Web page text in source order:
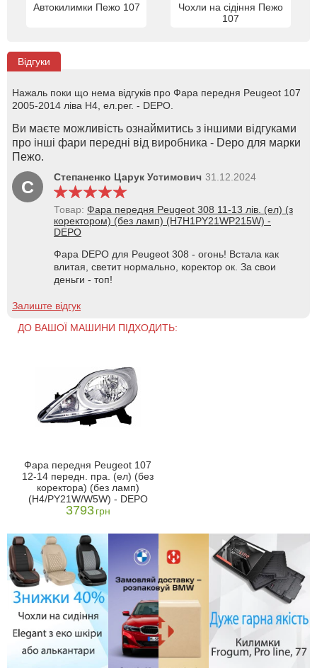
Автокилимки Пежо 107
Чохли на сідіння Пежо
107
Відгуки
Нажаль поки що нема відгуків про Фара передня Peugeot 107
2005-2014 ліва H4, ел.рег. - DEPO.
Ви маєте можливість ознаймитись з іншими відгуками
про інші фари передні від виробника - Depo для марки
Пежо.
С Степаненко Царук Устимович 31.12.2024
Товар: Фара передня Peugeot 308 11-13 лів. (ел) (з
коректором) (без ламп) (H7H1PY21WP215W) -
DEPO
Фара DEPO для Peugeot 308 - огонь! Встала как
влитая, светит нормально, коректор ок. За свои
деньги - топ!
Залиште відгук
ДО ВАШОЇ МАШИНИ ПІДХОДИТЬ:
Фара передня Peugeot 107
12-14 передн. пра. (ел) (без
коректора) (без ламп)
(H4/PY21W/W5W) - DEPO
3793 грн